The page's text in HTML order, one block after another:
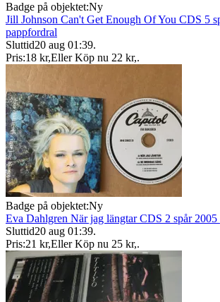
Badge på objektet:Ny
Jill Johnson Can't Get Enough Of You CDS 5
pappfordral
Sluttid20 aug 01:39.
Pris:18 kr,Eller Köp nu 22 kr,.
Badge på objektet:Ny
Eva Dahlgren När jag längtar CDS 2 spår 2005
Sluttid20 aug 01:39.
Pris:21 kr,Eller Köp nu 25 kr,.